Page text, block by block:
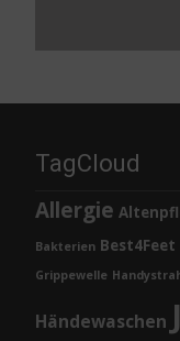
TagCloud
Allergie
Bakterien Best4Feet
Grippewelle
Händewaschen